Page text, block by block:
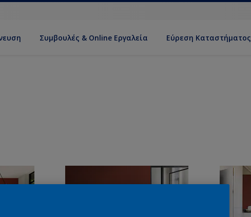
Συμβουλές & Online Εργαλεία Εύρεση Καταστήματος